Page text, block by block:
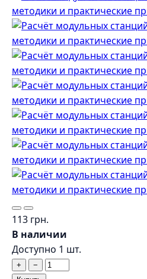
113 грн.
В наличии
Доступно 1 шт.
+
−